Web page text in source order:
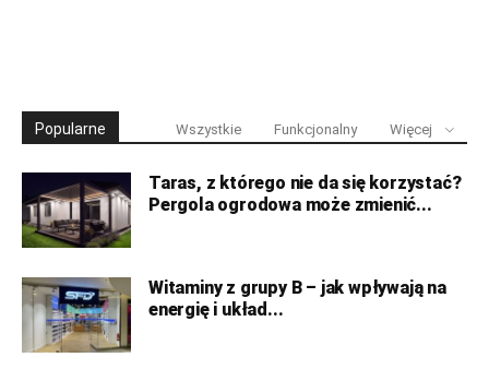
Popularne Wszystkie Funkcjonalny Więcej
Taras, z którego nie da się korzystać?
Pergola ogrodowa może zmienić...
Witaminy z grupy B – jak wpływają na
energię i układ...